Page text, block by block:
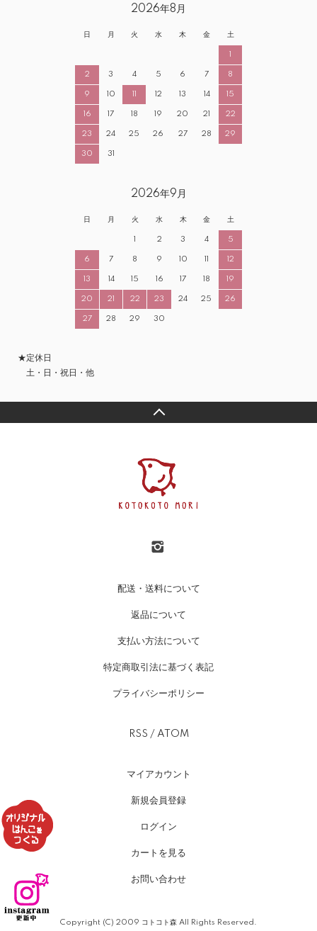
2026年8月
日 月 火 水 木 金 土
1
2 3 4 5 6 7 8
9 10 11 12 13 14 15
16 17 18 19 20 21 22
23 24 25 26 27 28 29
30 31
2026年9月
日 月 火 水 木 金 土
1 2 3 4 5
6 7 8 9 10 11 12
13 14 15 16 17 18 19
20 21 22 23 24 25 26
27 28 29 30
★定休日
土・日・祝日・他
配送・送料について
返品について
支払い方法について
特定商取引法に基づく表記
プライバシーポリシー
RSS / ATOM
マイアカウント
新規会員登録
ログイン
カートを見る
お問い合わせ
Copyright (C) 2009 コトコト森 All Rights Reserved.